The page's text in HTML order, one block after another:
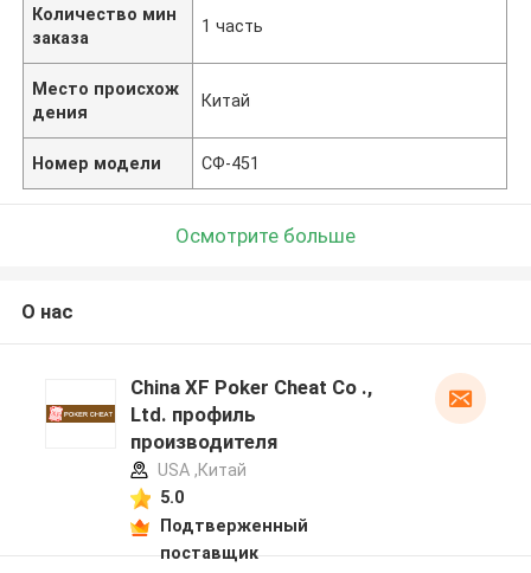
Количество мин
заказа
1 часть
Место происхож
дения
Китай
Номер модели СФ-451
Осмотрите больше
О нас
China XF Poker Cheat Co .,
Ltd. профиль
производителя
USA ,Китай
5.0
Подтверженный
поставщик